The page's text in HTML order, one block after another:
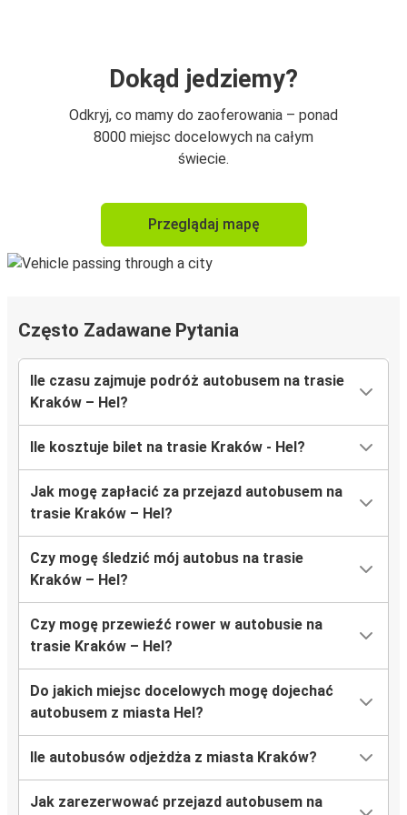
Dokąd jedziemy?
Odkryj, co mamy do zaoferowania – ponad
8000 miejsc docelowych na całym
świecie.
Przeglądaj mapę
Często Zadawane Pytania
Ile czasu zajmuje podróż autobusem na trasie
Kraków – Hel?
Ile kosztuje bilet na trasie Kraków - Hel?
Jak mogę zapłacić za przejazd autobusem na
trasie Kraków – Hel?
Czy mogę śledzić mój autobus na trasie
Kraków – Hel?
Czy mogę przewieźć rower w autobusie na
trasie Kraków – Hel?
Do jakich miejsc docelowych mogę dojechać
autobusem z miasta Hel?
Ile autobusów odjeżdża z miasta Kraków?
Jak zarezerwować przejazd autobusem na